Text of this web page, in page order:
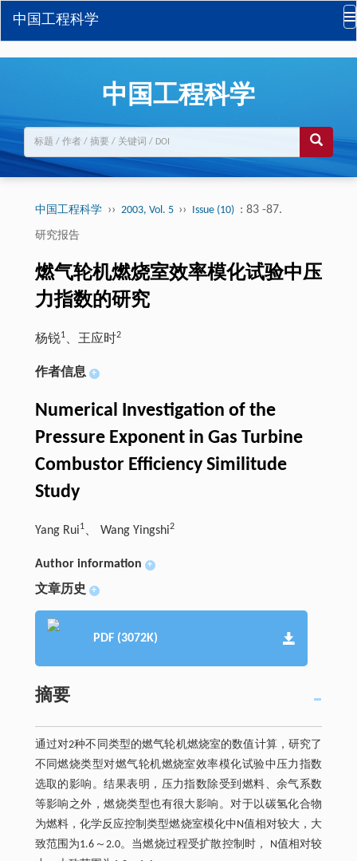
中国工程科学
中国工程科学
中国工程科学 ›› 2003, Vol. 5 ›› Issue (10) : 83 -87.
研究报告
燃气轮机燃烧室效率模化试验中压
力指数的研究
杨锐1、王应时2
作者信息 +
Numerical Investigation of the
Pressure Exponent in Gas Turbine
Combustor Efficiency Similitude
Study
Yang Rui1、 Wang Yingshi2
Author information +
文章历史 +
PDF (3072K)
摘要
通过对2种不同类型的燃气轮机燃烧室的数值计算，研究了
不同燃烧类型对燃气轮机燃烧室效率模化试验中压力指数
选取的影响。结果表明，压力指数除受到燃料、余气系数
等影响之外，燃烧类型也有很大影响。对于以碳氢化合物
为燃料，化学反应控制类型燃烧室模化中N值相对较大，大
致范围为1.6～2.0。当燃烧过程受扩散控制时， N值相对较